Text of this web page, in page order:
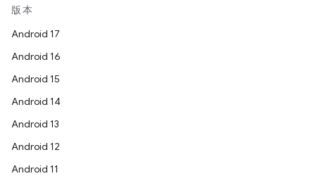
版本
Android 17
Android 16
Android 15
Android 14
Android 13
Android 12
Android 11